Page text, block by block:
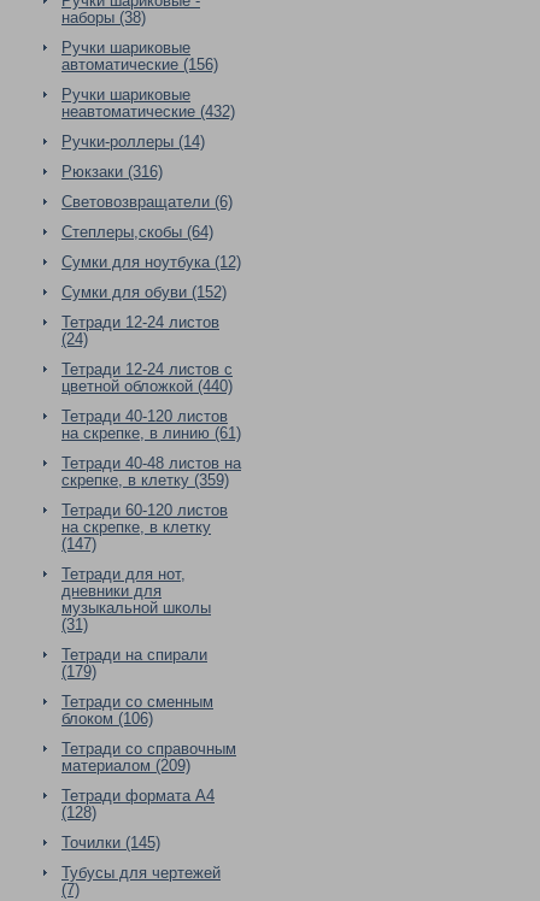
наборы (38)
Ручки шариковые
автоматические (156)
Ручки шариковые
неавтоматические (432)
Ручки-роллеры (14)
Рюкзаки (316)
Световозвращатели (6)
Степлеры,скобы (64)
Сумки для ноутбука (12)
Сумки для обуви (152)
Тетради 12-24 листов
(24)
Тетради 12-24 листов с
цветной обложкой (440)
Тетради 40-120 листов
на скрепке, в линию (61)
Тетради 40-48 листов на
скрепке, в клетку (359)
Тетради 60-120 листов
на скрепке, в клетку
(147)
Тетради для нот,
дневники для
музыкальной школы
(31)
Тетради на спирали
(179)
Тетради со сменным
блоком (106)
Тетради со справочным
материалом (209)
Тетради формата А4
(128)
Точилки (145)
Тубусы для чертежей
(7)